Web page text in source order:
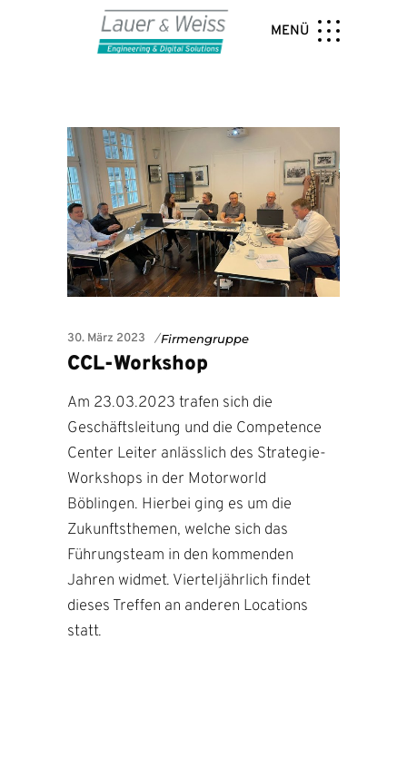
MENÜ
30. März 2023 Firmengruppe
CCL-Workshop
Am 23.03.2023 trafen sich die
Geschäftsleitung und die Competence
Center Leiter anlässlich des Strategie-
Workshops in der Motorworld
Böblingen. Hierbei ging es um die
Zukunftsthemen, welche sich das
Führungsteam in den kommenden
Jahren widmet. Vierteljährlich findet
dieses Treffen an anderen Locations
statt.